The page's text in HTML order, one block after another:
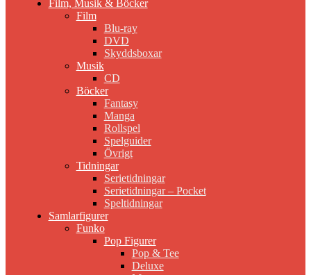
Film, Musik & Böcker
Film
Blu-ray
DVD
Skyddsboxar
Musik
CD
Böcker
Fantasy
Manga
Rollspel
Spelguider
Övrigt
Tidningar
Serietidningar
Serietidningar – Pocket
Speltidningar
Samlarfigurer
Funko
Pop Figurer
Pop & Tee
Deluxe